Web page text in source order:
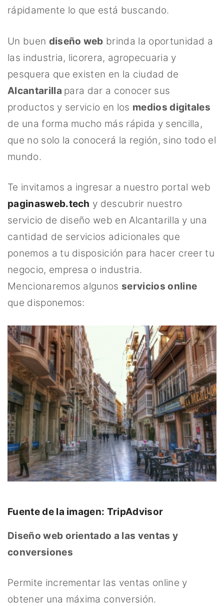
rápidamente lo que está buscando.
Un buen diseño web brinda la oportunidad a
las industria, licorera, agropecuaria y
pesquera que existen en la ciudad de
Alcantarilla para dar a conocer sus
productos y servicio en los medios digitales
de una forma mucho más rápida y sencilla,
que no solo la conocerá la región, sino todo el
mundo.
Te invitamos a ingresar a nuestro portal web
paginasweb.tech y descubrir nuestro
servicio de diseño web en Alcantarilla y una
cantidad de servicios adicionales que
ponemos a tu disposición para hacer creer tu
negocio, empresa o industria.
Mencionaremos algunosservicios online
que disponemos:
Fuente de la imagen: TripAdvisor
Diseño web orientado a las ventas y
conversiones
Permite incrementar las ventas online y
obtener una máxima conversión.